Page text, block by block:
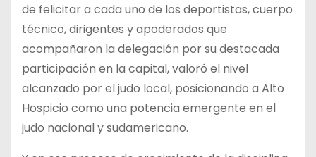
de felicitar a cada uno de los deportistas, cuerpo
técnico, dirigentes y apoderados que
acompañaron la delegación por su destacada
participación en la capital, valoró el nivel
alcanzado por el judo local, posicionando a Alto
Hospicio como una potencia emergente en el
judo nacional y sudamericano.